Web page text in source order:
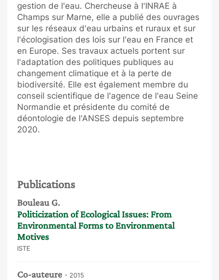
gestion de l'eau. Chercheuse à l'INRAE à
Champs sur Marne, elle a publié des ouvrages
sur les réseaux d'eau urbains et ruraux et sur
l'écologisation des lois sur l'eau en France et
en Europe. Ses travaux actuels portent sur
l'adaptation des politiques publiques au
changement climatique et à la perte de
biodiversité. Elle est également membre du
conseil scientifique de l'agence de l'eau Seine
Normandie et présidente du comité de
déontologie de l'ANSES depuis septembre
2020.
Publications
Bouleau G.
Politicization of Ecological Issues: From
Environmental Forms to Environmental
Motives
ISTE
Co-auteure - 2015